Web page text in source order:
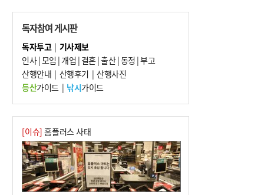
물선 적발
7
백양산 고지대 마을우물 55년 만에 바닥
경위 이하 경찰 하위직 ‘중수청 러시’ 전
망…檢 기피와 대조
10 피란마을 67년 역사인데…전교생 24명 아
미초 통폐합 기로
독자참여 게시판
독자투고| 기사제보
인사|모임 | 개업 | 결혼|출산|동정 |부고
산행안내 | 산행후기 | 산행사진
등산가이드| 낚시가이드
[이슈] 홈플러스 사태